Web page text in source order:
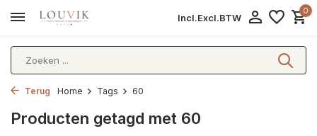
Incl.Excl.BTW
0
Terug Home Tags 60
Producten getagd met 60